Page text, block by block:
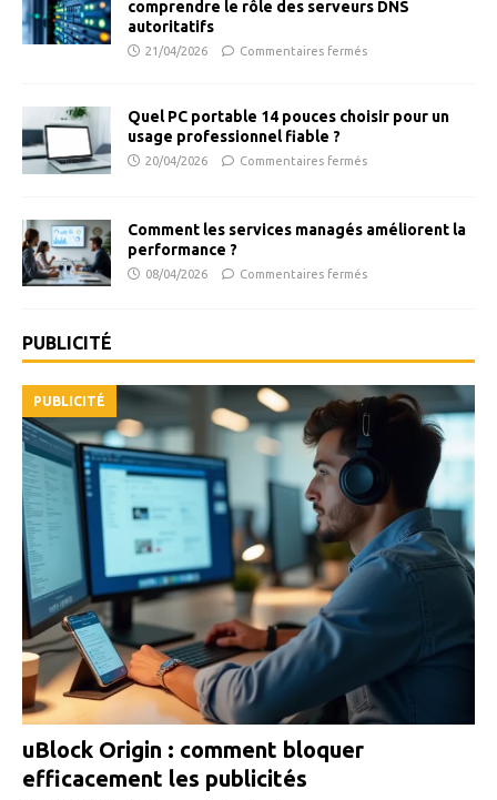
comprendre le rôle des serveurs DNS
autoritatifs
21/04/2026 Commentaires fermés
Quel PC portable 14 pouces choisir pour un
usage professionnel fiable ?
20/04/2026 Commentaires fermés
Comment les services managés améliorent la
performance ?
08/04/2026 Commentaires fermés
PUBLICITÉ
uBlock Origin : comment bloquer
efficacement les publicités
PUBLICITÉ